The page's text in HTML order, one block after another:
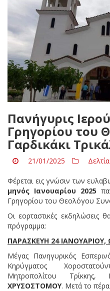
Πανήγυρις
Γρηγορίου του
Γαρδικάκι
21/01/2025
Φέρεται εις γνώσιν των
μηνός Ιανουαρίου 2025
Γρηγορίου του Θεολόγου
Οι εορταστικές εκδηλώσεις
πρόγραμμα:
ΠΑΡΑΣΚΕΥΗ 24 ΙΑΝΟΥΑΡΙΟΥ,
Μέγας Πανηγυρικός
Κηρύγματος
Μητροπολίτου
ΧΡΥΣΟΣΤΟΜΟΥ. Μετά το